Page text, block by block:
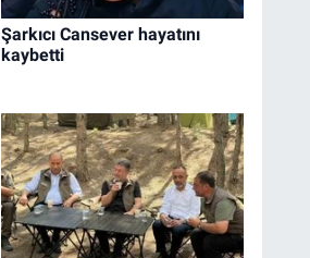
Şarkıcı Cansever hayatını
kaybetti